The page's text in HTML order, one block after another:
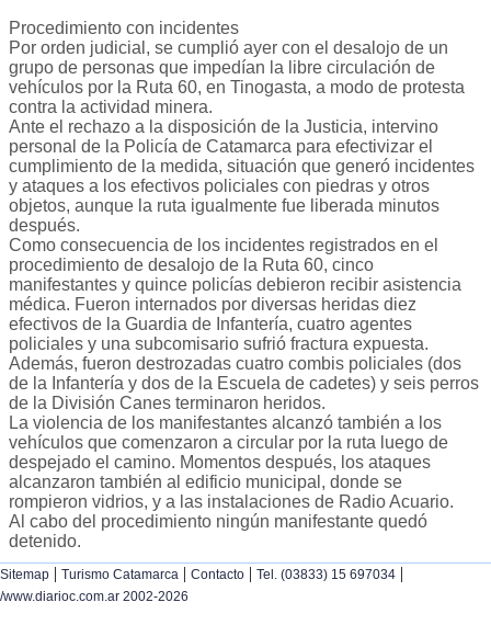
Procedimiento con incidentes
Por orden judicial, se cumplió ayer con el desalojo de un
grupo de personas que impedían la libre circulación de
vehículos por la Ruta 60, en Tinogasta, a modo de protesta
contra la actividad minera.
Ante el rechazo a la disposición de la Justicia, intervino
personal de la Policía de Catamarca para efectivizar el
cumplimiento de la medida, situación que generó incidentes
y ataques a los efectivos policiales con piedras y otros
objetos, aunque la ruta igualmente fue liberada minutos
después.
Como consecuencia de los incidentes registrados en el
procedimiento de desalojo de la Ruta 60, cinco
manifestantes y quince policías debieron recibir asistencia
médica. Fueron internados por diversas heridas diez
efectivos de la Guardia de Infantería, cuatro agentes
policiales y una subcomisario sufrió fractura expuesta.
Además, fueron destrozadas cuatro combis policiales (dos
de la Infantería y dos de la Escuela de cadetes) y seis perros
de la División Canes terminaron heridos.
La violencia de los manifestantes alcanzó también a los
vehículos que comenzaron a circular por la ruta luego de
despejado el camino. Momentos después, los ataques
alcanzaron también al edificio municipal, donde se
rompieron vidrios, y a las instalaciones de Radio Acuario.
Al cabo del procedimiento ningún manifestante quedó
detenido.
Sitemap | Turismo Catamarca | Contacto | Tel. (03833) 15 697034 |
/www.diarioc.com.ar 2002-2026